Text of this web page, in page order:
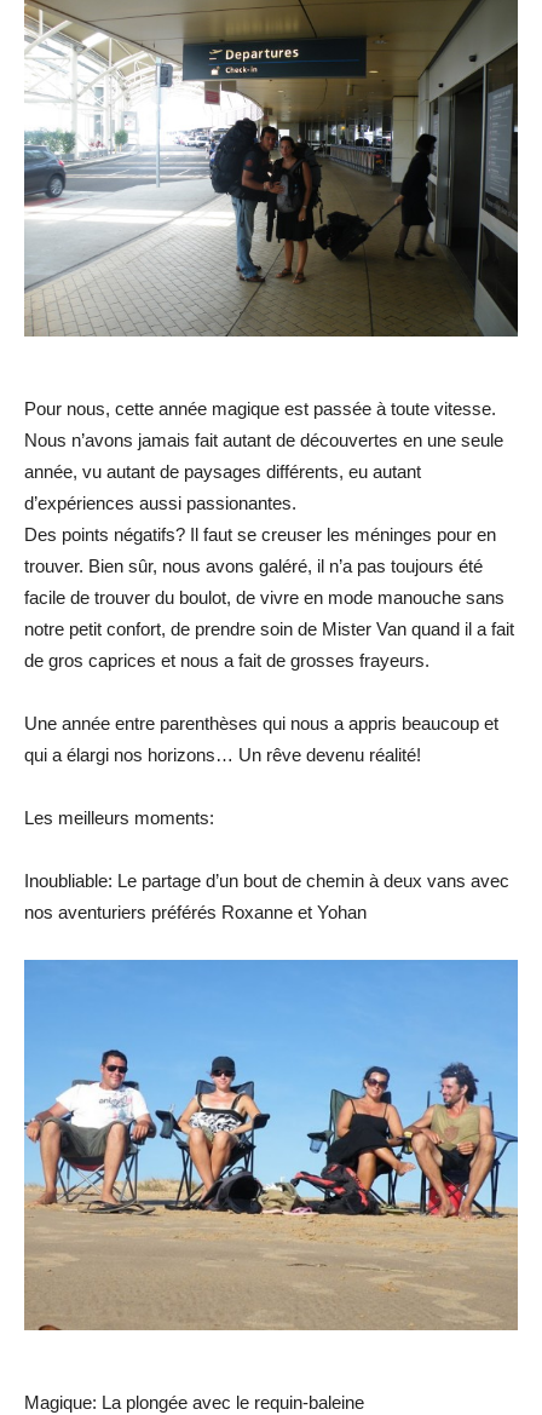
Pour nous, cette année magique est passée à toute vitesse.
Nous n’avons jamais fait autant de découvertes en une seule
année, vu autant de paysages différents, eu autant
d’expériences aussi passionantes.
Des points négatifs? Il faut se creuser les méninges pour en
trouver. Bien sûr, nous avons galéré, il n’a pas toujours été
facile de trouver du boulot, de vivre en mode manouche sans
notre petit confort, de prendre soin de Mister Van quand il a fait
de gros caprices et nous a fait de grosses frayeurs.
Une année entre parenthèses qui nous a appris beaucoup et
qui a élargi nos horizons… Un rêve devenu réalité!
Les meilleurs moments:
Inoubliable: Le partage d’un bout de chemin à deux vans avec
nos aventuriers préférés Roxanne et Yohan
Magique: La plongée avec le requin-baleine